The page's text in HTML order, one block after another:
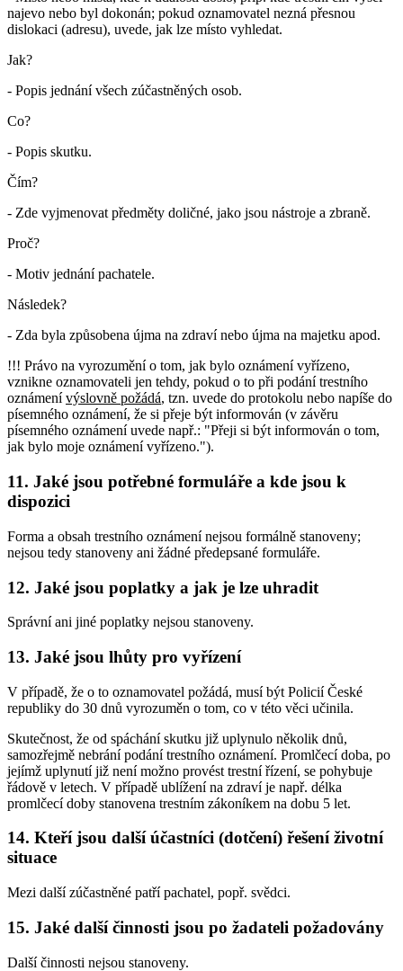
najevo nebo byl dokonán; pokud oznamovatel nezná přesnou
dislokaci (adresu), uvede, jak lze místo vyhledat.
Jak?
- Popis jednání všech zúčastněných osob.
Co?
- Popis skutku.
Čím?
- Zde vyjmenovat předměty doličné, jako jsou nástroje a zbraně.
Proč?
- Motiv jednání pachatele.
Následek?
- Zda byla způsobena újma na zdraví nebo újma na majetku apod.
!!! Právo na vyrozumění o tom, jak bylo oznámení vyřízeno,
vznikne oznamovateli jen tehdy, pokud o to při podání trestního
oznámenívýslovně požádá, tzn. uvede do protokolu nebo napíše do
písemného oznámení, že si přeje být informován (v závěru
písemného oznámení uvede např.: "Přeji si být informován o tom,
jak bylo moje oznámení vyřízeno.").
11. Jaké jsou potřebné formuláře a kde jsou k
dispozici
Forma a obsah trestního oznámení nejsou formálně stanoveny;
nejsou tedy stanoveny ani žádné předepsané formuláře.
12. Jaké jsou poplatky a jak je lze uhradit
Správní ani jiné poplatky nejsou stanoveny.
13. Jaké jsou lhůty pro vyřízení
V případě, že o to oznamovatel požádá, musí být Policií České
republiky do 30 dnů vyrozuměn o tom, co v této věci učinila.
Skutečnost, že od spáchání skutku již uplynulo několik dnů,
samozřejmě nebrání podání trestního oznámení. Promlčecí doba, po
jejímž uplynutí již není možno provést trestní řízení, se pohybuje
řádově v letech. V případě ublížení na zdraví je např. délka
promlčecí doby stanovena trestním zákoníkem na dobu 5 let.
14. Kteří jsou další účastníci (dotčení) řešení životní
situace
Mezi další zúčastněné patří pachatel, popř. svědci.
15. Jaké další činnosti jsou po žadateli požadovány
Další činnosti nejsou stanoveny.